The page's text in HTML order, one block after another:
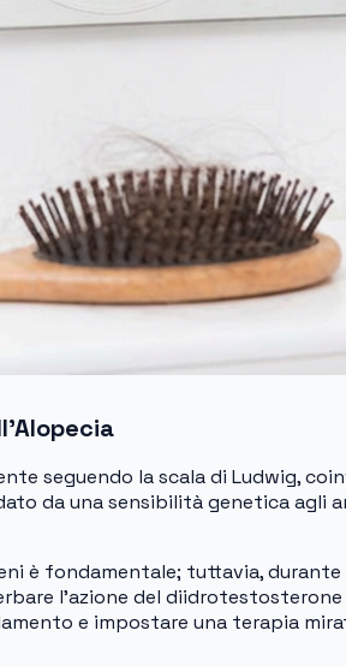
seguendo la scala di Ludwig,
da una sensibilità genetica
è fondamentale; tuttavia,
l’azione del
e impostare una terapia